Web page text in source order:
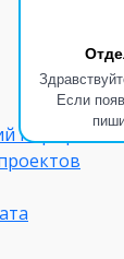
Если
портфель